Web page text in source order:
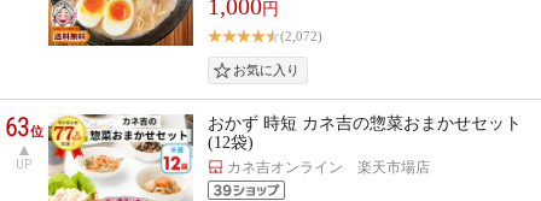
1,000円
(2,072)
63位
UP
おかず 時短 カネ吉の惣菜おまかせセット
(12袋)
カネ吉オンライン 楽天市場店